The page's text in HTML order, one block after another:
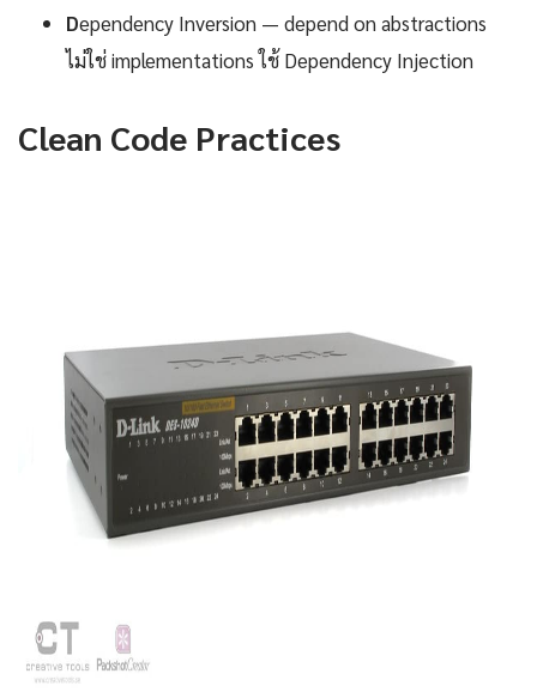
Dependency Inversion — depend on abstractions
ไม่ใช่ implementations ใช้ Dependency Injection
Clean Code Practices